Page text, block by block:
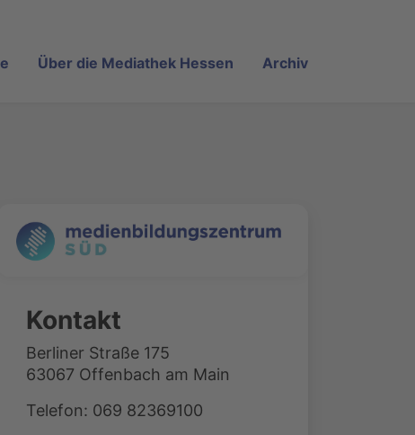
Über die Mediathek Hessen Archiv
Kontakt
Berliner Straße 175
63067 Offenbach am Main
Telefon: 069 82369100